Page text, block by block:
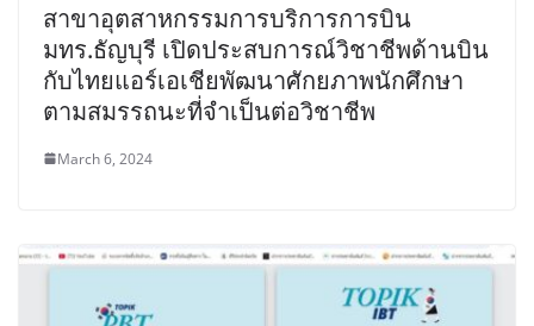
สาขาอุตสาหกรรมการบริการการบิน
มทร.ธัญบุรี เปิดประสบการณ์วิชาชีพด้านบิน
กับไทยแอร์เอเชียพัฒนาศักยภาพนักศึกษา
ตามสมรรถนะที่จำเป็นต่อวิชาชีพ
March 6, 2024